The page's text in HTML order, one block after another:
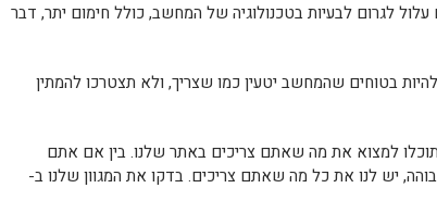
לגרום לבעיות בטכנולוגיה של המחשב, כולל חימום יתר, דבר
בטוחים שהמחשב יטעין כמו שצריך, ולא תצטרכו להמתין
למצוא את מה שאתם צריכים באתר שלנו. בין אם אתם
יש לנו את כל מה שאתם צריכים. בדקו את המגוון שלנו ב-